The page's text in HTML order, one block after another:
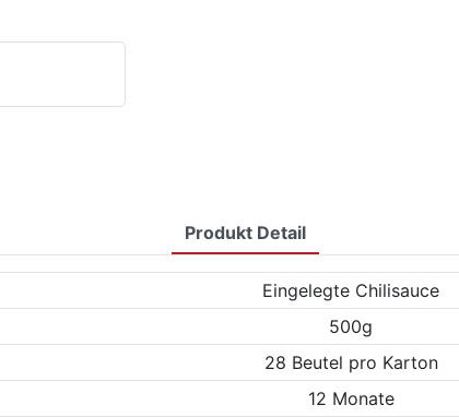
Produkt Detail
Eingelegte Chilisauce
500g
28 Beutel pro Karton
12 Monate